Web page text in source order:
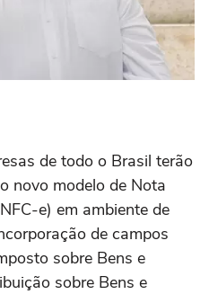
de todo o Brasil terão
novo modelo de Nota
e) em ambiente de
de campos
sobre Bens e
sobre Bens e